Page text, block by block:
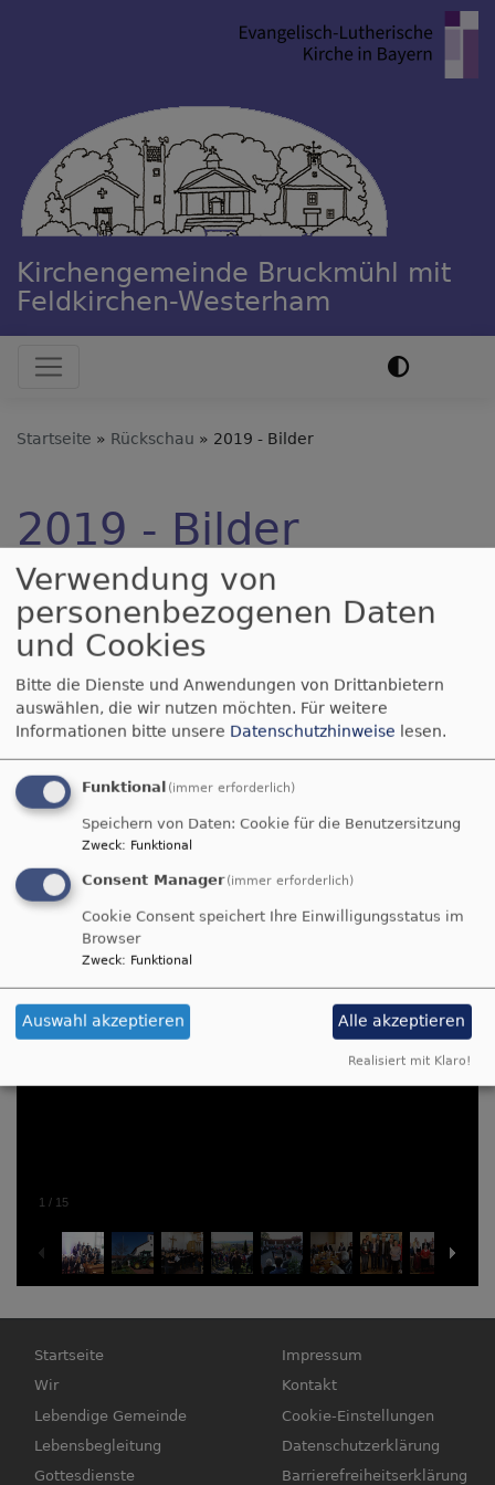
Kirchengemeinde Bruckmühl mit
Feldkirchen-Westerham
Hauptnavigation
Startseite Rückschau 2019 - Bilder
2019 - Bilder
1 / 15
Hauptnavigation
Startseite
Wir
Lebendige Gemeinde
Lebensbegleitung
Gottesdienste
Fußbereichsmenü
Impressum
Kontakt
Cookie-Einstellungen
Datenschutzerklärung
Barrierefreiheitserklärung
Verwendung von
personenbezogenen Daten
und Cookies
Bitte die Dienste und Anwendungen von Drittanbietern
auswählen, die wir nutzen möchten. Für weitere
Informationen bitte unsere Datenschutzhinweise lesen.
Funktional (immer erforderlich)
Speichern von Daten: Cookie für die Benutzersitzung
Zweck: Funktional
Consent Manager (immer erforderlich)
Cookie Consent speichert Ihre Einwilligungsstatus im
Browser
Zweck: Funktional
Auswahl akzeptieren Alle akzeptieren
Realisiert mit Klaro!